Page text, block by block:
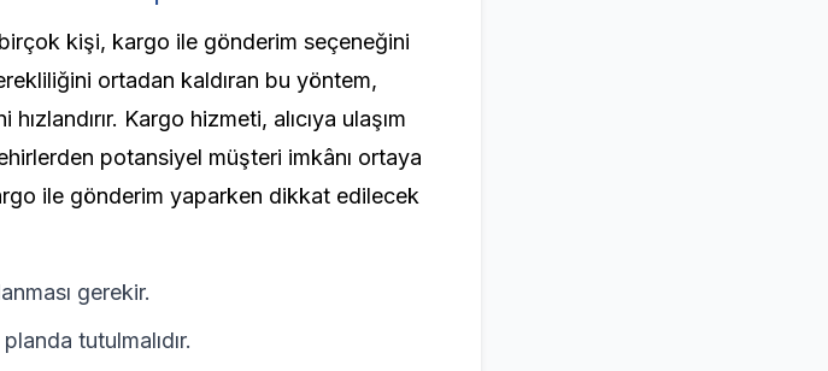
kişi, kargo ile gönderim seçeneğini
ortadan kaldıran bu yöntem,
Kargo hizmeti, alıcıya ulaşım
potansiyel müşteri imkânı ortaya
ile gönderim yaparken dikkat edilecek
gerekir.
tutulmalıdır.